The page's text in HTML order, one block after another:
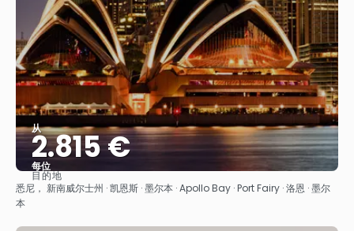
从
2.815 €
每位
看到
目的地
悉尼， 新南威尔士州 · 凯恩斯 · 墨尔本 · Apollo Bay · Port Fairy · 洛恩 · 墨尔
本